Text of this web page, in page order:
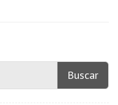
Buscar